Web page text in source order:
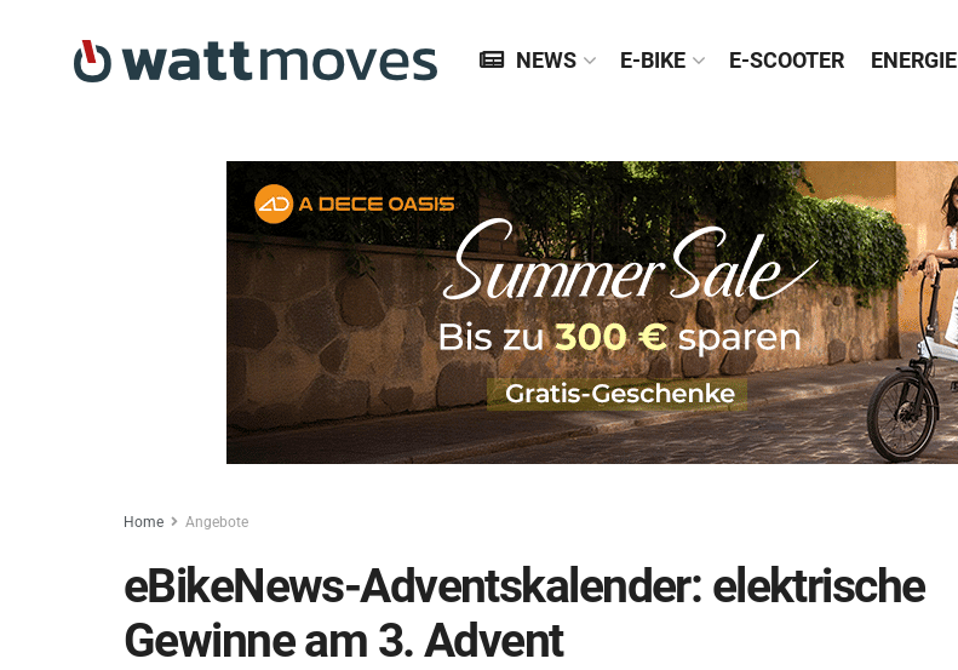
NEWS E-BIKE E-SCOOTER ENERGIE
Home Angebote
eBikeNews-Adventskalender: elektrische
Gewinne am 3. Advent